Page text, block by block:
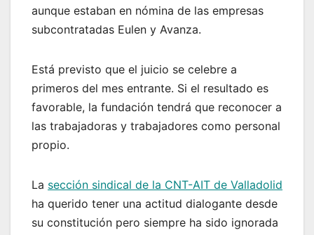
aunque estaban en nómina de las empresas
subcontratadas Eulen y Avanza.
Está previsto que el juicio se celebre a
primeros del mes entrante. Si el resultado es
favorable, la fundación tendrá que reconocer a
las trabajadoras y trabajadores como personal
propio.
La sección sindical de la CNT-AIT de Valladolid
ha querido tener una actitud dialogante desde
su constitución pero siempre ha sido ignorada